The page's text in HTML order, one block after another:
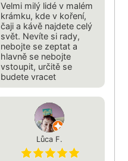
Velmi milý lidé v malém
krámku, kde v koření,
čaji a kávě najdete celý
svět. Nevíte si rady,
nebojte se zeptat a
hlavně se nebojte
vstoupit, určitě se
budete vracet
Lůca F.